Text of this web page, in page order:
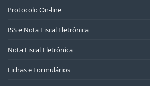
Protocolo On-line
ISS e Nota Fiscal Eletrônica
Nota Fiscal Eletrônica
Fichas e Formulários